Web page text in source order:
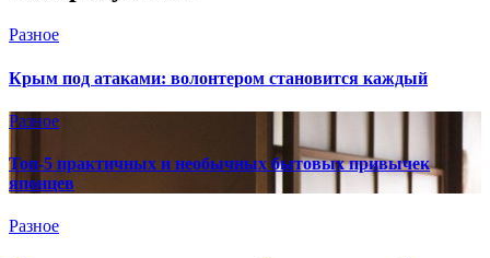
Разное
Крым под атаками: волонтером становится каждый
Разное
Топ-5 практичных и необычных бытовых привычек
японцев
Разное